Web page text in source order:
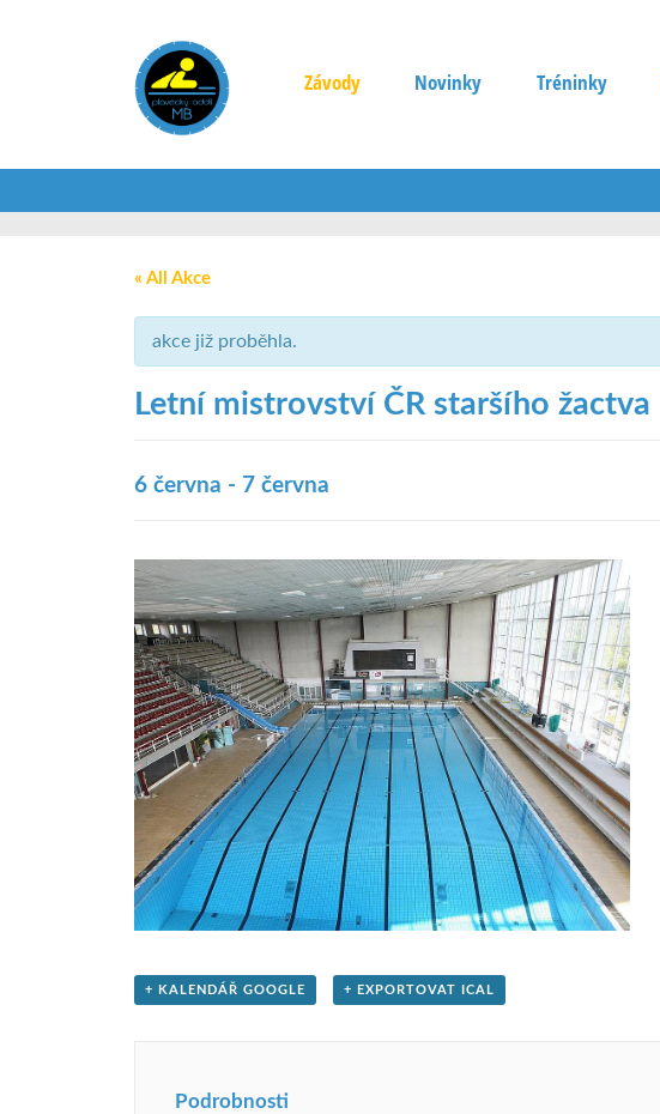
Závody Novinky Tréninky
« All Akce
akce již proběhla.
Letní mistrovství ČR staršího žactva
6 června - 7 června
+ KALENDÁŘ GOOGLE + EXPORTOVAT ICAL
Podrobnosti